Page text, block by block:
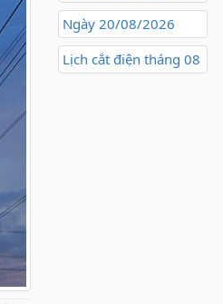
Ngày 20/08/2026
Lịch cắt điện tháng 08